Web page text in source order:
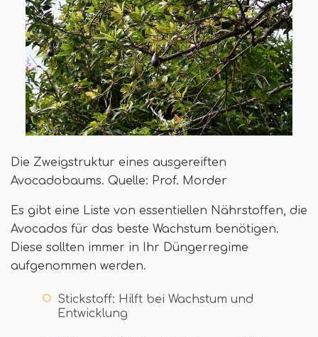
Die Zweigstruktur eines ausgereiften
Avocadobaums. Quelle: Prof. Morder
Es gibt eine Liste von essentiellen Nährstoffen, die
Avocados für das beste Wachstum benötigen.
Diese sollten immer in Ihr Düngerregime
aufgenommen werden.
Stickstoff: Hilft bei Wachstum und
Entwicklung